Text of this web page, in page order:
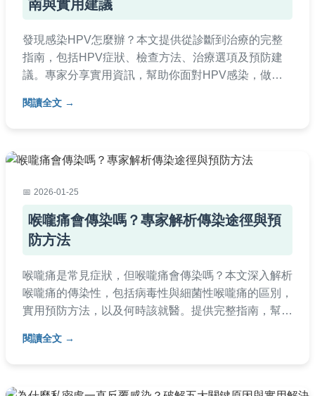
南與實用建議
發現感染HPV怎麼辦？本文提供從診斷到治療的完整
指南，包括HPV症狀、檢查方法、治療選項及預防建
議。專家分享實用資訊，幫助你面對HPV感染，做出
解決所有相關疑問。
閱讀全文
2026-01-25
喉嚨痛會傳染嗎？專家解析傳染途徑與預
防方法
喉嚨痛是常見症狀，但喉嚨痛會傳染嗎？本文深入解析
喉嚨痛的傳染性，包括病毒性與細菌性喉嚨痛的區別，
實用預防方法，以及何時該就醫。提供完整指南，幫助
閱讀全文